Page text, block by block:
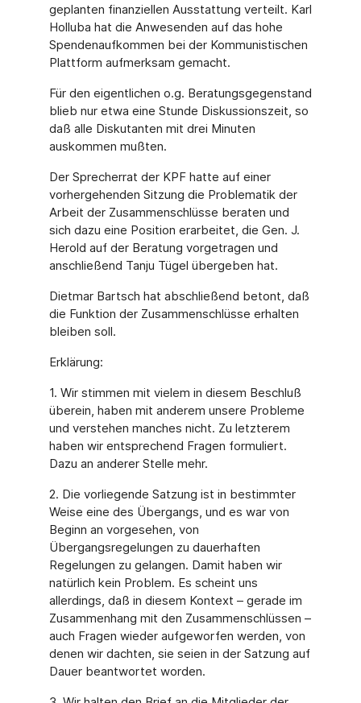
geplanten finanziellen Ausstattung verteilt. Karl
Holluba hat die Anwesenden auf das hohe
Spendenaufkommen bei der Kommunistischen
Plattform aufmerksam gemacht.
Für den eigentlichen o.g. Beratungsgegenstand
blieb nur etwa eine Stunde Diskussionszeit, so
daß alle Diskutanten mit drei Minuten
auskommen mußten.
Der Sprecherrat der KPF hatte auf einer
vorhergehenden Sitzung die Problematik der
Arbeit der Zusammenschlüsse beraten und
sich dazu eine Position erarbeitet, die Gen. J.
Herold auf der Beratung vorgetragen und
anschließend Tanju Tügel übergeben hat.
Dietmar Bartsch hat abschließend betont, daß
die Funktion der Zusammenschlüsse erhalten
bleiben soll.
Erklärung:
1. Wir stimmen mit vielem in diesem Beschluß
überein, haben mit anderem unsere Probleme
und verstehen manches nicht. Zu letzterem
haben wir entsprechend Fragen formuliert.
Dazu an anderer Stelle mehr.
2. Die vorliegende Satzung ist in bestimmter
Weise eine des Übergangs, und es war von
Beginn an vorgesehen, von
Übergangsregelungen zu dauerhaften
Regelungen zu gelangen. Damit haben wir
natürlich kein Problem. Es scheint uns
allerdings, daß in diesem Kontext – gerade im
Zusammenhang mit den Zusammenschlüssen –
auch Fragen wieder aufgeworfen werden, von
denen wir dachten, sie seien in der Satzung auf
Dauer beantwortet worden.